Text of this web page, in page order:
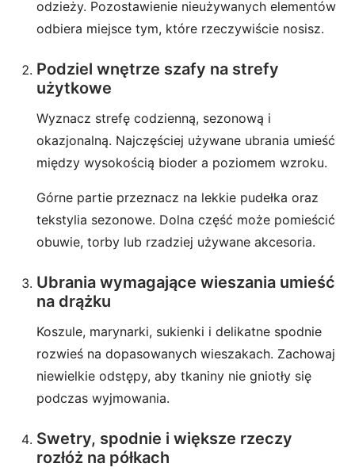
odzieży. Pozostawienie nieużywanych elementów
odbiera miejsce tym, które rzeczywiście nosisz.
Podziel wnętrze szafy na strefy
użytkowe
Wyznacz strefę codzienną, sezonową i
okazjonalną. Najczęściej używane ubrania umieść
między wysokością bioder a poziomem wzroku.
Górne partie przeznacz na lekkie pudełka oraz
tekstylia sezonowe. Dolna część może pomieścić
obuwie, torby lub rzadziej używane akcesoria.
Ubrania wymagające wieszania umieść
na drążku
Koszule, marynarki, sukienki i delikatne spodnie
rozwieś na dopasowanych wieszakach. Zachowaj
niewielkie odstępy, aby tkaniny nie gniotły się
podczas wyjmowania.
Swetry, spodnie i większe rzeczy
rozłóż na półkach